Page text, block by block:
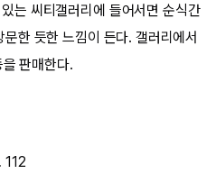
는 씨티갤러리에 들어서면 순식간
한 듯한 느낌이 든다. 갤러리에서
판매한다.
112